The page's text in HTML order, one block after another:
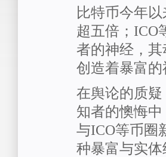
比特币今年
超五倍；ICO
者的神经，
创造着暴富的
在舆论的质
知者的懊悔
与ICO等币圈
种暴富与实体